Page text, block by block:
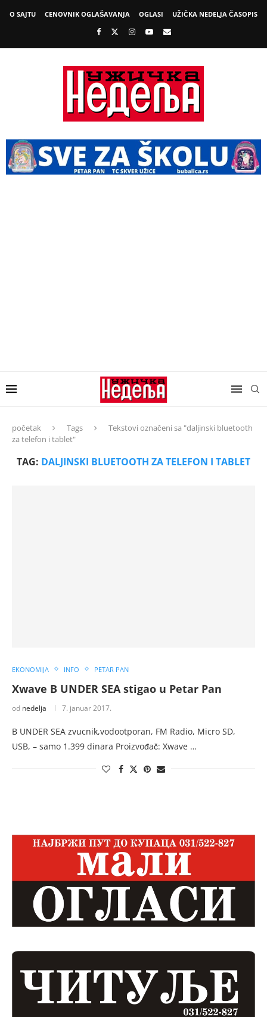
O SAJTU CENOVNIK OGLAŠAVANJA OGLASI UŽIČKA NEDELJA ČASOPIS
početak Tags
Tekstovi označeni sa "daljinski bluetooth
za telefon i tablet"
TAG: DALJINSKI BLUETOOTH ZA TELEFON I TABLET
EKONOMIJA INFO PETAR PAN
Xwave B UNDER SEA stigao u Petar Pan
od nedelja 7. januar 2017.
B UNDER SEA zvucnik,vodootporan, FM Radio, Micro SD,
USB, – samo 1.399 dinara Proizvođač: Xwave …